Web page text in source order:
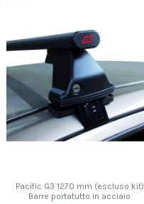
Pacific G3 1270 mm (escluso kit)
Barre portatutto in acciaio